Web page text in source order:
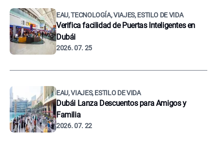
EAU, TECNOLOGÍA, VIAJES, ESTILO DE VIDA
Verifica facilidad de Puertas Inteligentes en
Dubái
2026. 07. 25
EAU, VIAJES, ESTILO DE VIDA
Dubái Lanza Descuentos para Amigos y
Familia
2026. 07. 22